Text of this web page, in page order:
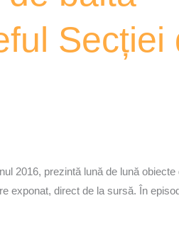
Secției
2016, prezintă lună de lună
exponat, direct de la sursă. În